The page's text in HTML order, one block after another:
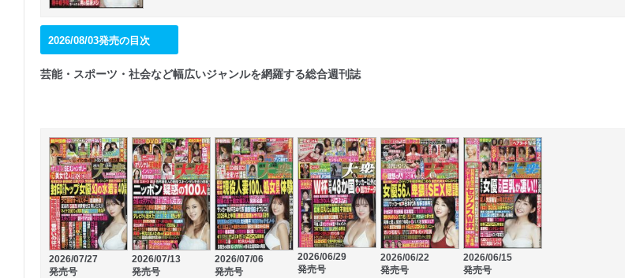
2026/08/03発売の目次
芸能・スポーツ・社会など幅広いジャンルを網羅する総合週刊誌
2026/07/27
発売号
2026/07/13
発売号
2026/07/06
発売号
2026/06/29
発売号
2026/06/22
発売号
2026/06/15
発売号